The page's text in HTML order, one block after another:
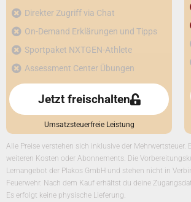
Direkter Zugriff via Chat
On-Demand Erklärungen und Tipps
Sportpaket NXTGEN-Athlete
Assessment Center Übungen
Jetzt freischalten
Umsatzsteuerfreie Leistung
Alle Preise verstehen sich inklusive der Mehrwertsteuer.
weiteren Kosten oder Abonnements. Die
Lernangebot der Plakos GmbH und stehen nicht in
Feuerwehr. Nach dem Kauf erhältst du deine
Es erfolgt keine physische Lieferung.